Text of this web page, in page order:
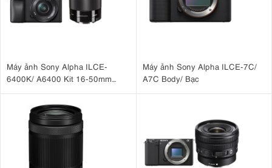
Máy ảnh Sony Alpha ILCE-
6400K/ A6400 Kit 16-50mm
Máy ảnh Sony Alpha ILCE-7C/
A7C Body/ Bạc